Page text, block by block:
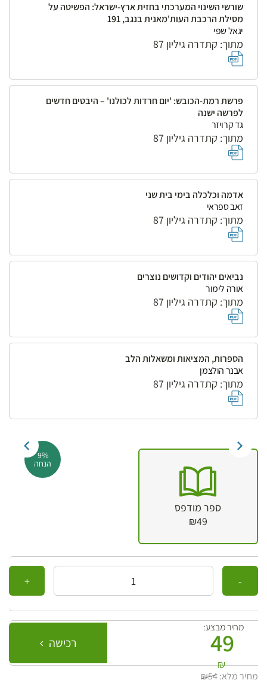
שורשי השינוי המערכתי בחזית ארץ-ישראל: הפשיטה על
מסילת הרכבת העות'מאנית בנגב, 191
יגאל שפי
מתוך: קתדרה גיליון 87
פרשת רמת-הכובש: 'יום חרדות לכולנו' – היבטים חדשים
לפרשה ישנה
גד קרויזר
מתוך: קתדרה גיליון 87
אדמה וכלכלה בימי בית שני
זאב ספראי
מתוך: קתדרה גיליון 87
נביאים יהודים וקדושים נוצרים
אורה לימור
מתוך: קתדרה גיליון 87
הספרות, המציאות ומשאלות הלב
אבנר הולצמן
מתוך: קתדרה גיליון 87
9%
הנחה
ספר מודפס
₪49
כמות
מחיר מבצע:
49
₪
רכישה
מחיר מלא:₪54